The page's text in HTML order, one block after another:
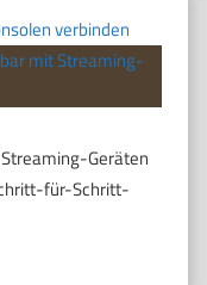
verbinden
Geräten
für-Schritt-